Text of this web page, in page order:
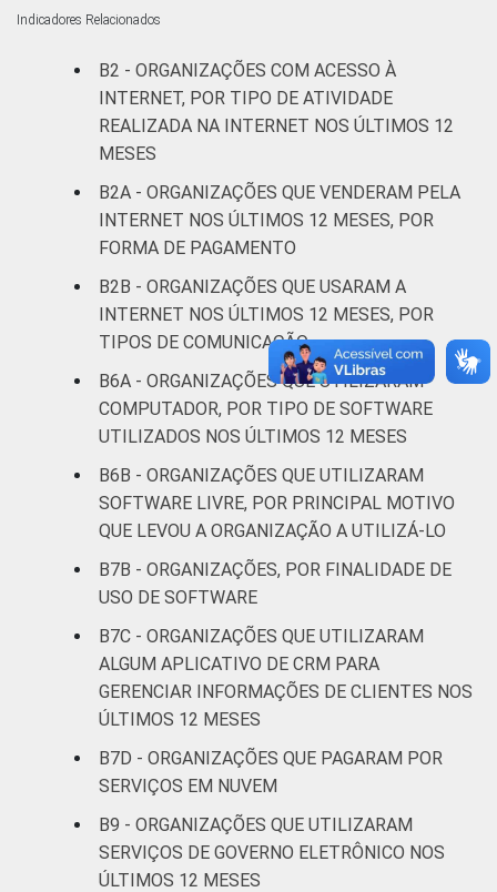
Cultura e
recreação
27
pesquisa
30 69
Desenvolvimento
e defesa de
direitos
27
Religião 63 37
Saúde e
assistência
social
20
Habitação e
meio ambiente
32 68
Outros
Fonte: CGI.br/NIC.br, Centro Regional de
Estudos para o Desenvolvimento da
Sociedade da Informação (Cetic.br),
informação e comunicação nas organizações
sem fins lucrativos brasileiras - TIC
Organizações Sem Fins Lucrativos 2022.
Indicadores Relacionados
B2 - ORGANIZAÇÕES COM ACESSO À
INTERNET, POR TIPO DE ATIVIDADE
REALIZADA NA INTERNET NOS ÚLTIMOS 12
MESES
B2A - ORGANIZAÇÕES QUE VENDERAM PELA
INTERNET NOS ÚLTIMOS 12 MESES, POR
FORMA DE PAGAMENTO
B2B - ORGANIZAÇÕES QUE USARAM A
INTERNET NOS ÚLTIMOS 12 MESES, POR
TIPOS DE COMUNICAÇÃO
B6A - ORGANIZAÇÕES QUE UTILIZARAM
COMPUTADOR, POR TIPO DE SOFTWARE
UTILIZADOS NOS ÚLTIMOS 12 MESES
B6B - ORGANIZAÇÕES QUE UTILIZARAM
SOFTWARE LIVRE, POR PRINCIPAL MOTIVO
QUE LEVOU A ORGANIZAÇÃO A UTILIZÁ-LO
B7B - ORGANIZAÇÕES, POR FINALIDADE DE
USO DE SOFTWARE
B7C - ORGANIZAÇÕES QUE UTILIZARAM
ALGUM APLICATIVO DE CRM PARA
GERENCIAR INFORMAÇÕES DE CLIENTES NOS
ÚLTIMOS 12 MESES
B7D - ORGANIZAÇÕES QUE PAGARAM POR
SERVIÇOS EM NUVEM
B9 - ORGANIZAÇÕES QUE UTILIZARAM
SERVIÇOS DE GOVERNO ELETRÔNICO NOS
ÚLTIMOS 12 MESES